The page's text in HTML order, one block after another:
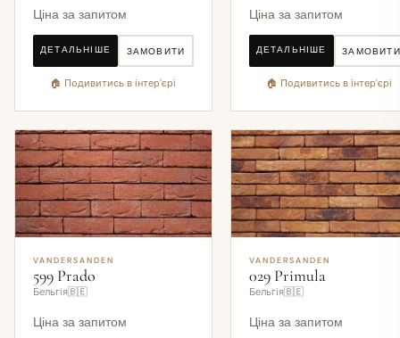
Ціна за запитом
ДЕТАЛЬНІШЕ ЗАМОВИТИ
🏠 Подивитись в інтер'єрі
Ціна за запитом
ДЕТАЛЬНІШЕ ЗАМОВИТИ
🏠 Подивитись в інтер'єрі
VANDERSANDEN
599 Prado
Бельгія🇧🇪
Ціна за запитом
VANDERSANDEN
029 Primula
Бельгія🇧🇪
Ціна за запитом